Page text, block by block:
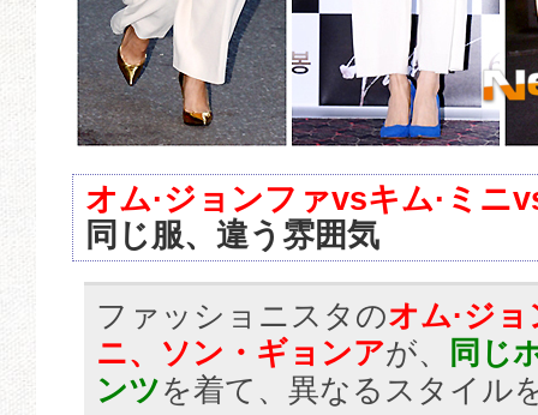
オム·ジョンファvsキム·ミニ
同じ服、違う雰囲気
ファッショニスタのオム·ジ
ニ、ソン・ギョンアが、
同じ
ンツを着て、異なるスタイル